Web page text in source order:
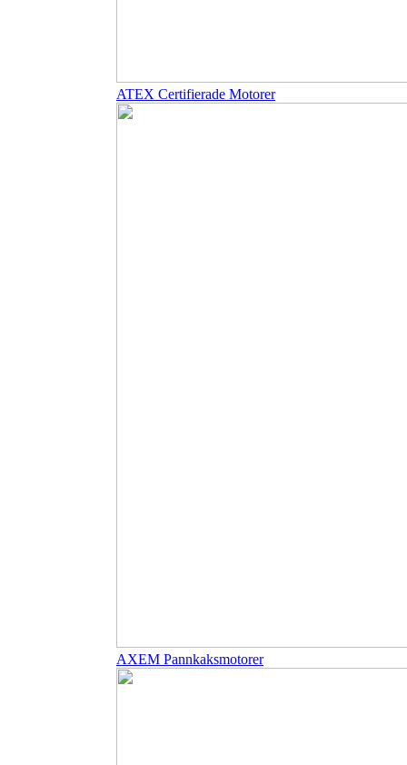
ATEX Certifierade Motorer
AXEM Pannkaksmotorer